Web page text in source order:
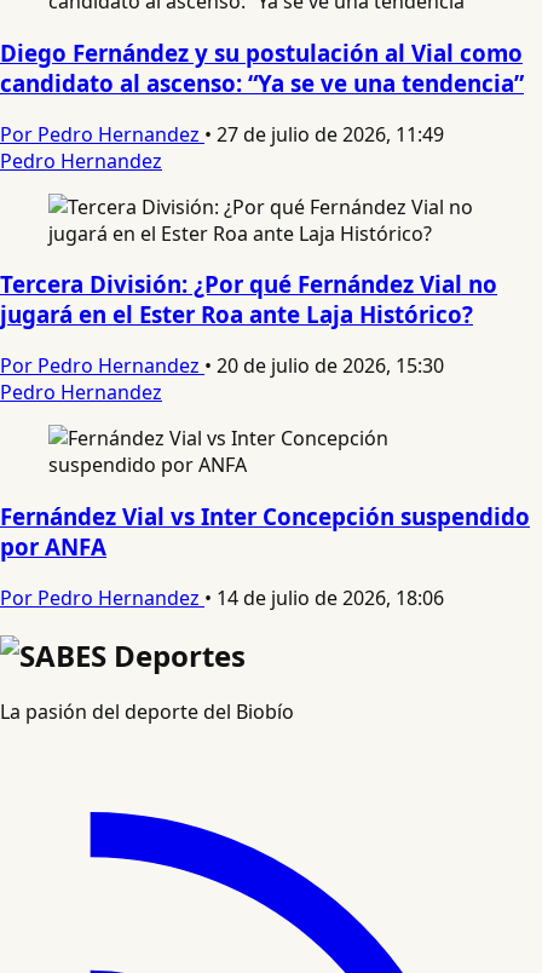
Diego Fernández y su postulación al Vial como
candidato al ascenso: “Ya se ve una tendencia”
Por Pedro Hernandez • 27 de julio de 2026, 11:49
Pedro Hernandez
Tercera División: ¿Por qué Fernández Vial no
jugará en el Ester Roa ante Laja Histórico?
Por Pedro Hernandez • 20 de julio de 2026, 15:30
Pedro Hernandez
Fernández Vial vs Inter Concepción suspendido
por ANFA
Por Pedro Hernandez • 14 de julio de 2026, 18:06
La pasión del deporte del Biobío